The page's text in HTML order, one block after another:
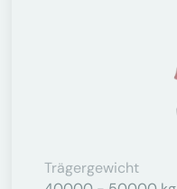
Trägergewicht